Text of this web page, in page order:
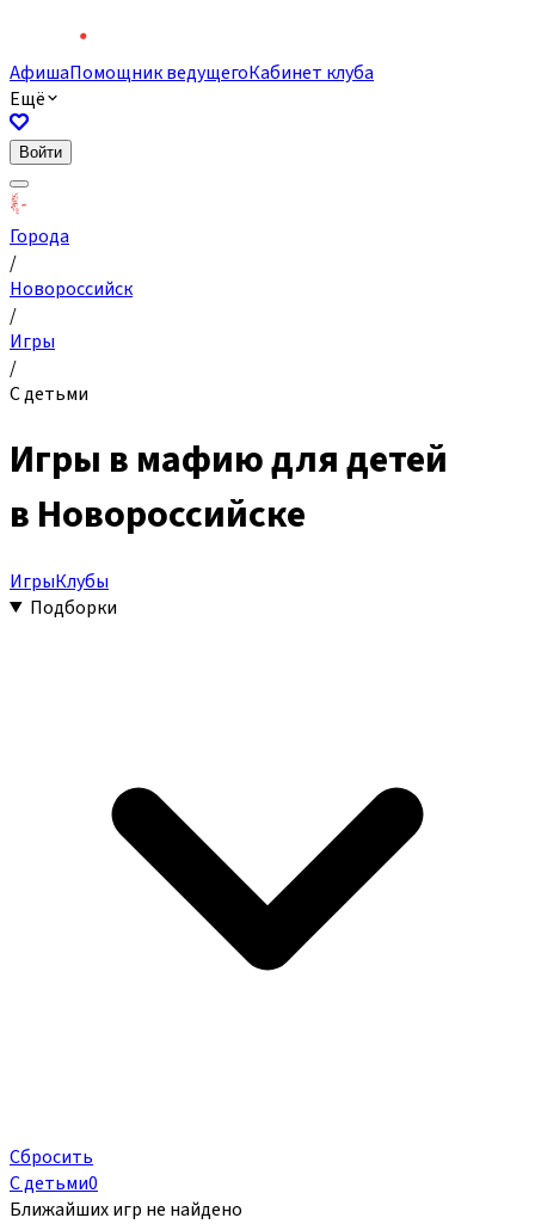
АфишаПомощник ведущегоКабинет клуба
Ещё
Войти
Города
/
Новороссийск
/
Игры
/
С детьми
Игры в мафию для детей
в Новороссийске
ИгрыКлубы
Подборки
Сбросить
С детьми0
Ближайших игр не найдено